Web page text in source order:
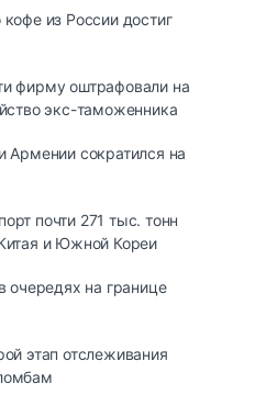
из России достиг
фирму оштрафовали на
экс-таможенника
Армении сократился на
почти 271 тыс. тонн
и Южной Кореи
очередях на границе
этап отслеживания